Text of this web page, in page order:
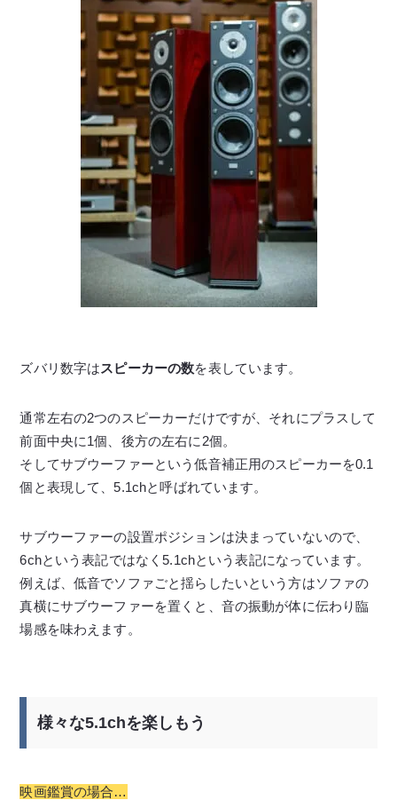
ズバリ数字はスピーカーの数を表しています。
通常左右の2つのスピーカーだけですが、それにプラスして
前面中央に1個、後方の左右に2個。
そしてサブウーファーという低音補正用のスピーカーを0.1
個と表現して、5.1chと呼ばれています。
サブウーファーの設置ポジションは決まっていないので、
6chという表記ではなく5.1chという表記になっています。
例えば、低音でソファごと揺らしたいという方はソファの
真横にサブウーファーを置くと、音の振動が体に伝わり臨
場感を味わえます。
様々な5.1chを楽しもう
映画鑑賞の場合…